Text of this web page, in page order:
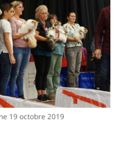
19 octobre 2019